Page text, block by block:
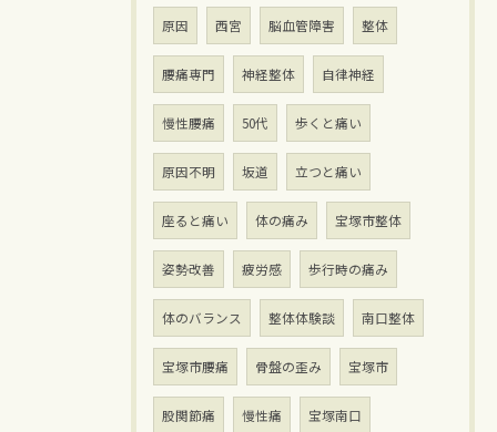
原因 西宮 脳血管障害 整体
腰痛専門 神経整体 自律神経
慢性腰痛 50代 歩くと痛い
原因不明 坂道 立つと痛い
座ると痛い 体の痛み 宝塚市整体
姿勢改善 疲労感 歩行時の痛み
体のバランス 整体体験談 南口整体
宝塚市腰痛 骨盤の歪み 宝塚市
股関節痛 慢性痛 宝塚南口